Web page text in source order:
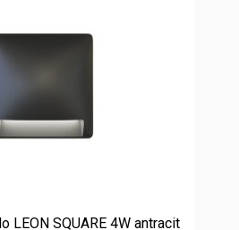
LEON SQUARE 4W antracit